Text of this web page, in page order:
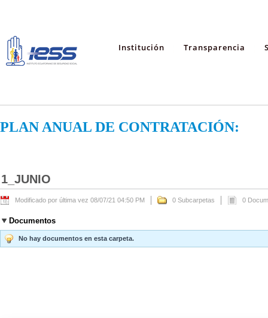
Institución Transparencia
PLAN ANUAL DE CONTRATACIÓN:
1_JUNIO
Modificado por última vez 08/07/21 04:50 PM 0 Subcarpetas 0
Documentos
No hay documentos en esta carpeta.